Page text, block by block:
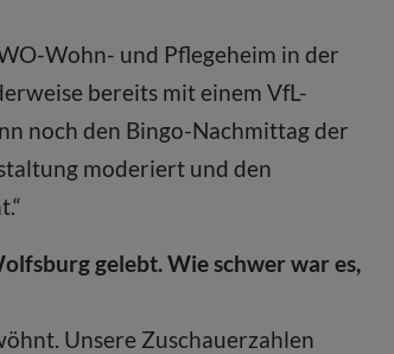
Wohn- und Pflegeheim in der
bereits mit einem VfL-
noch den Bingo-Nachmittag der
moderiert und den
gelebt. Wie schwer war es,
Unsere Zuschauerzahlen